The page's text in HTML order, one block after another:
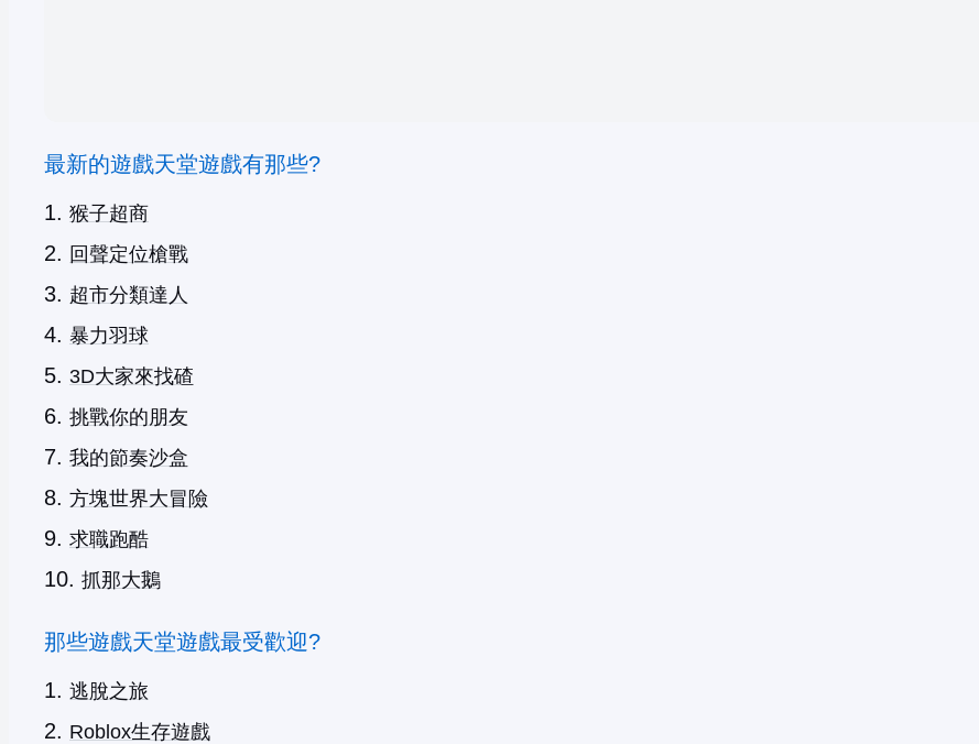
最新的遊戲天堂遊戲有那些?
猴子超商
回聲定位槍戰
超市分類達人
暴力羽球
3D大家來找碴
挑戰你的朋友
我的節奏沙盒
方塊世界大冒險
求職跑酷
抓那大鵝
那些遊戲天堂遊戲最受歡迎?
逃脫之旅
Roblox生存遊戲